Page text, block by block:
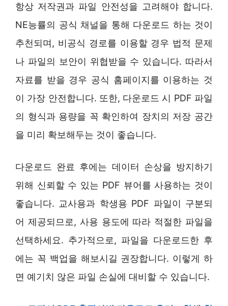
항상 저작권과 파일 안전성을 고려해야 합니다.
NE능률의 공식 채널을 통해 다운로드 하는 것이
추천되며, 비공식 경로를 이용할 경우 법적 문제
나 파일의 보안이 위협받을 수 있습니다. 따라서
자료를 받을 경우 공식 홈페이지를 이용하는 것
이 가장 안전합니다. 또한, 다운로드 시 PDF 파일
의 형식과 용량을 꼭 확인하여 장치의 저장 공간
을 미리 확보해두는 것이 좋습니다.
다운로드 완료 후에는 데이터 손상을 방지하기
위해 신뢰할 수 있는 PDF 뷰어를 사용하는 것이
좋습니다. 교사용과 학생용 PDF 파일이 구분되
어 제공되므로, 사용 용도에 따라 적절한 파일을
선택하세요. 추가적으로, 파일을 다운로드한 후
에는 꼭 백업을 해보시길 권장합니다. 이렇게 하
면 예기치 않은 파일 손실에 대비할 수 있습니다.